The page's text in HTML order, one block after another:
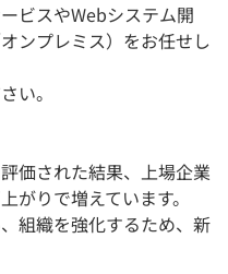
ビスやWebシステム開
ンプレミス）をお任せし
い。
価された結果、上場企業
がりで増えています。
組織を強化するため、新